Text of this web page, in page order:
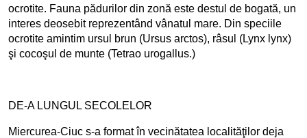
ocrotite. Fauna pădurilor din zonă este destul de bogată, un
interes deosebit reprezentând vânatul mare. Din speciile
ocrotite amintim ursul brun (Ursus arctos), râsul (Lynx lynx)
şi cocoşul de munte (Tetrao urogallus.)
DE-A LUNGUL SECOLELOR
Miercurea-Ciuc s-a format în vecinătatea localităţilor deja